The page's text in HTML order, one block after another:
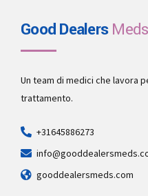
Good DealersMeds
Un team di medici che lavora
trattamento.
+31645886273
gooddealersmeds.com